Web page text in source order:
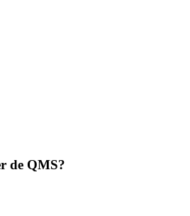
de QMS?